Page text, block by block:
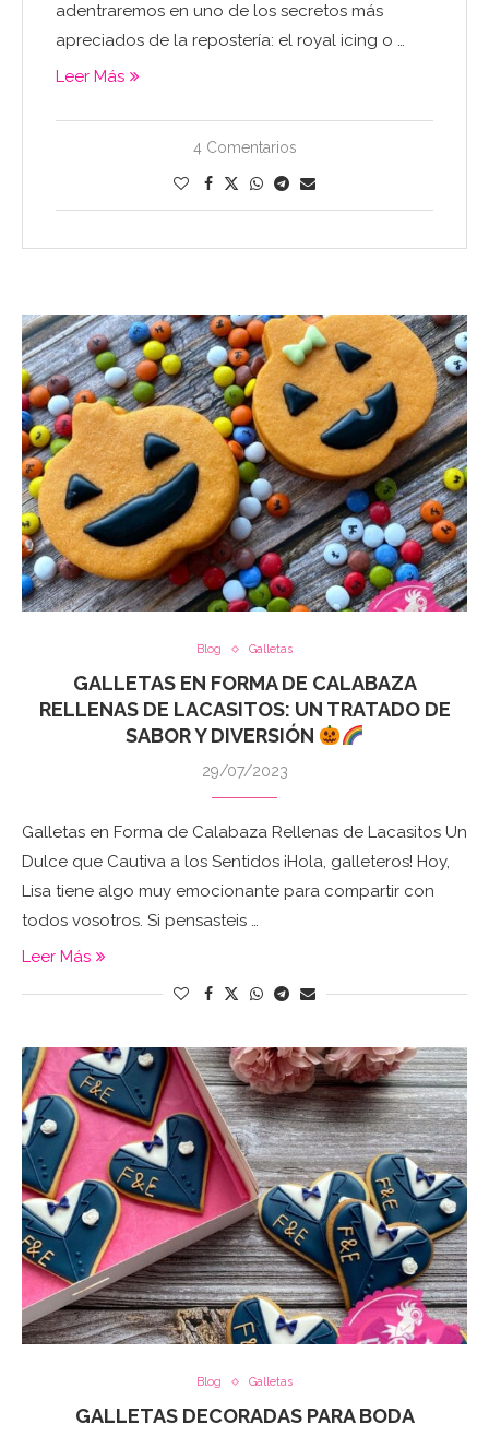
adentraremos en uno de los secretos más
apreciados de la repostería: el royal icing o …
Leer Más
4 Comentarios
Blog Galletas
GALLETAS EN FORMA DE CALABAZA
RELLENAS DE LACASITOS: UN TRATADO DE
SABOR Y DIVERSIÓN
29/07/2023
Galletas en Forma de Calabaza Rellenas de Lacasitos Un
Dulce que Cautiva a los Sentidos ¡Hola, galleteros! Hoy,
Lisa tiene algo muy emocionante para compartir con
todos vosotros. Si pensasteis …
Leer Más
Blog Galletas
GALLETAS DECORADAS PARA BODA